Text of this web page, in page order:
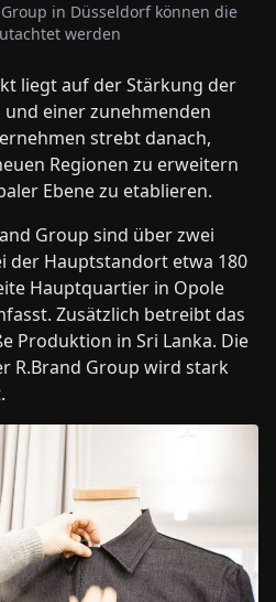
in Düsseldorf können die
werden
liegt auf der Stärkung der
einer zunehmenden
strebt danach,
Regionen zu erweitern
Ebene zu etablieren.
Group sind über zwei
der Hauptstandort etwa 180
Hauptquartier in Opole
Zusätzlich betreibt das
Produktion in Sri Lanka. Die
R.Brand Group wird stark